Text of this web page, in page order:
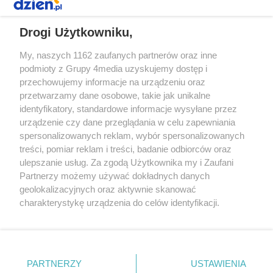
Redakcja Reklama Prywatność
Praca Łódź
the:protocol
Facebook.com
Youtube.com
Drogi Użytkowniku,
My, naszych 1162 zaufanych partnerów oraz inne
podmioty z Grupy 4media uzyskujemy dostęp i
przechowujemy informacje na urządzeniu oraz
przetwarzamy dane osobowe, takie jak unikalne
identyfikatory, standardowe informacje wysyłane przez
urządzenie czy dane przeglądania w celu zapewniania
spersonalizowanych reklam, wybór spersonalizowanych
treści, pomiar reklam i treści, badanie odbiorców oraz
ulepszanie usług. Za zgodą Użytkownika my i Zaufani
Partnerzy możemy używać dokładnych danych
geolokalizacyjnych oraz aktywnie skanować
charakterystykę urządzenia do celów identyfikacji.
zmienić/wycofać klikając przycisk ustawień prywatności
znajdujący się w lewym dolnym rogu strony
. Niektóre
PARTNERZY USTAWIENIA